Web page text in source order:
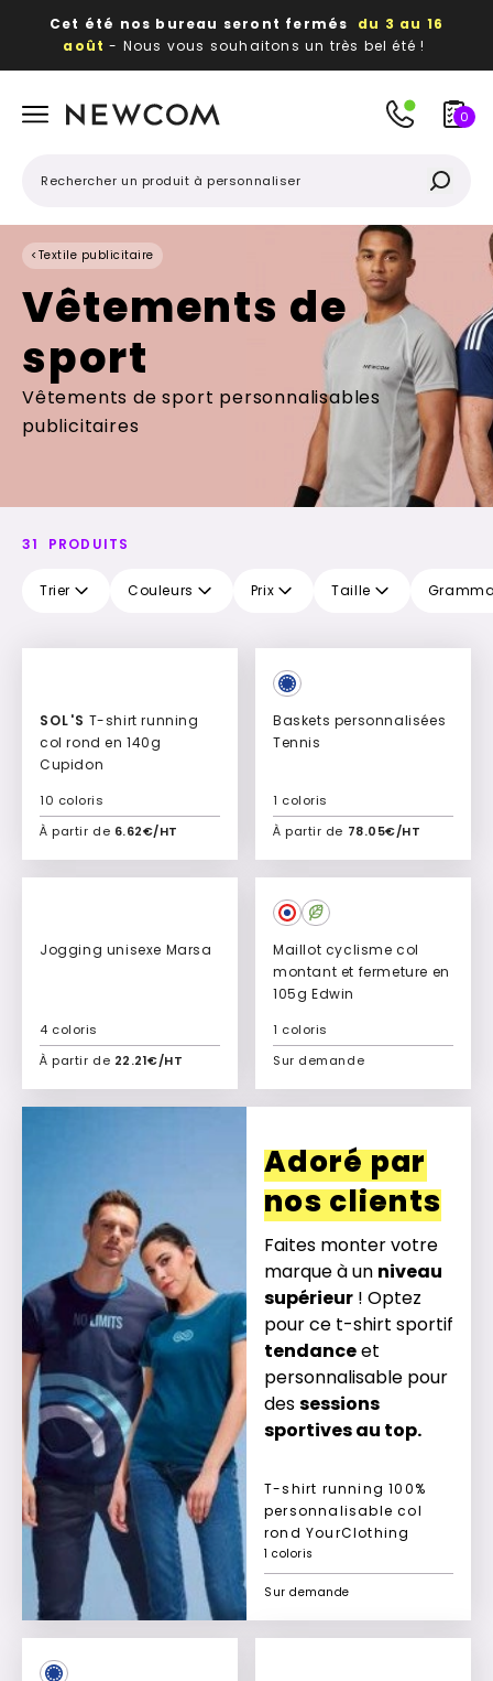
Cet été nos bureau seront fermés du 3 au 16
août - Nous vous souhaitons un très bel été !
publicitaires
0
< Textile publicitaire
Vêtements de
sport
Vêtements de sport personnalisables
publicitaires
31 PRODUITS
Trier Couleurs Prix Taille
SOL'S
col rond en 140g
Cupidon
À partir de 6.62€/HT
10 coloris
Ajouter à mon devis
Baskets personnalisées
Tennis
À partir de 78.05€/HT
1 coloris
Ajouter à mon devis
Jogging unisexe Marsa
À partir de 22.21€/HT
4 coloris
Ajouter à mon devis
Maillot cyclisme col
montant et fermeture en
105g Edwin
Sur demande
1 coloris
Ajouter à mon devis
Adoré par
nos clients
Faites monter votre
marque à un niveau
supérieur ! Optez
pour ce t-shirt sportif
tendanceet
personnalisable pour
dessessions
sportives au top.
T-shirt running 100%
personnalisable col
rond YourClothing
Sur demande
1 coloris